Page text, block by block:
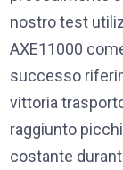
nostro test
AXE11000
successo
vittoria
raggiunto
costante